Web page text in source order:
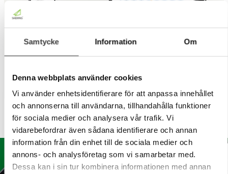
Samtycke Information Om
Denna webbplats använder cookies
Vi använder enhetsidentifierare för att anpassa innehållet
och annonserna till användarna, tillhandahålla funktioner
för sociala medier och analysera vår trafik. Vi
vidarebefordrar även sådana identifierare och annan
information från din enhet till de sociala medier och
annons- och analysföretag som vi samarbetar med.
Dessa kan i sin tur kombinera informationen med annan